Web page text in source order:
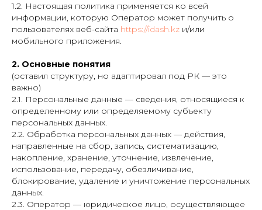
1.2. Настоящая политика применяется ко всей
информации, которую Оператор может получить о
пользователях веб-сайта https://idash.kz и/или
мобильного приложения.
2. Основные понятия
(оставил структуру, но адаптировал под РК — это
важно)
2.1. Персональные данные — сведения, относящиеся к
определенному или определяемому субъекту
персональных данных.
2.2. Обработка персональных данных — действия,
направленные на сбор, запись, систематизацию,
накопление, хранение, уточнение, извлечение,
использование, передачу, обезличивание,
блокирование, удаление и уничтожение персональных
данных.
2.3. Оператор — юридическое лицо, осуществляющее